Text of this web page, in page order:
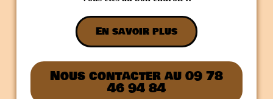
En savoir plus
Nous contacter au 09 78
46 94 84